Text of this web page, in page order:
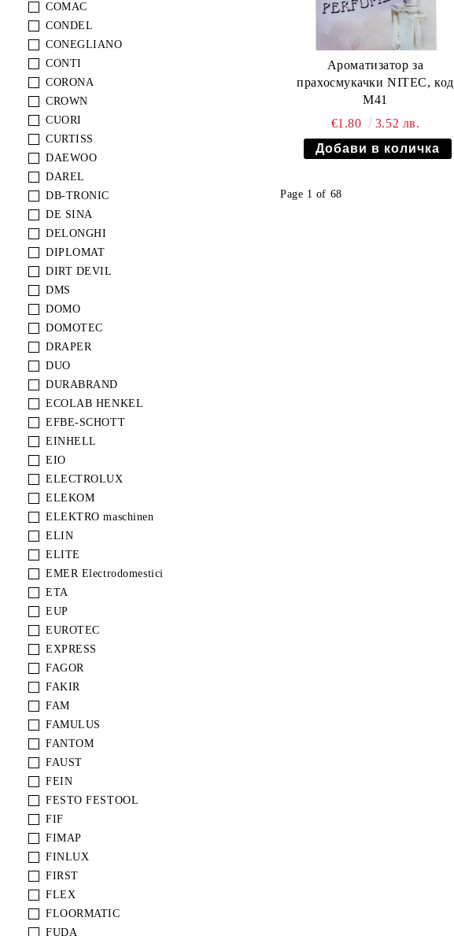
COMAC
CONDEL
CONEGLIANO
CONTI
CORONA
CROWN
CUORI
CURTISS
DAEWOO
DAREL
DB-TRONIC
DE SINA
DELONGHI
DIPLOMAT
DIRT DEVIL
DMS
DOMO
DOMOTEC
DRAPER
DUO
DURABRAND
ECOLAB HENKEL
EFBE-SCHOTT
EINHELL
EIO
ELECTROLUX
ELEKOM
ELEKTRO maschinen
ELIN
ELITE
EMER Electrodomestici
ETA
EUP
EUROTEC
EXPRESS
FAGOR
FAKIR
FAM
FAMULUS
FANTOM
FAUST
FEIN
FESTO FESTOOL
FIF
FIMAP
FINLUX
FIRST
FLEX
FLOORMATIC
FUDA
Ароматизатор за
прахосмукачки NITEC, код
М41
€1.80
3.52 лв.
Page 1 of 68